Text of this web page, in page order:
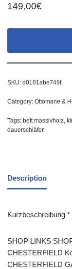
149,00€
SKU: d0101abe749f
Category: Ottomane &
Tags: bett massivholz
dauerschläfer
Description
Kurzbeschreibung *
SHOP LINKS
CHESTERFIELD
CHESTERFIELD